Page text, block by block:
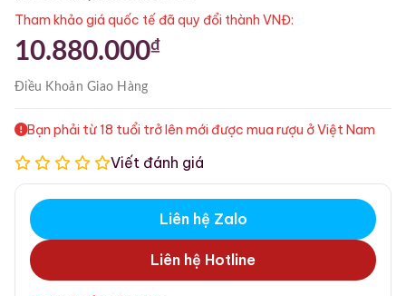
Tham khảo giá quốc tế đã quy đổi thành VNĐ:
10.880.000₫
Điều KhoảnGiao Hàng
Bạn phải từ 18 tuổi trở lên mới được mua rượu ở Việt Nam
Viết đánh giá
Liên hệ Zalo
Liên hệ Hotline